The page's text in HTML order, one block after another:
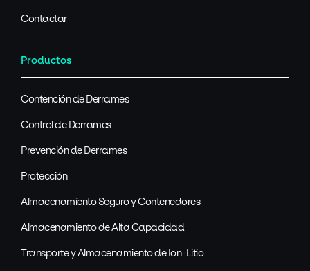
Contactar
Productos
Contención de Derrames
Control de Derrames
Prevención de Derrames
Protección
Almacenamiento Seguro y Contenedores
Almacenamiento de Alta Capacidad
Transporte y Almacenamiento de Ion-Litio